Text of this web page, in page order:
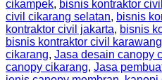
cikampek, bisnis kontraktor
civil cikarang selatan, bisnis
kontraktor civil jakarta, bisnis
bisnis kontraktor civil
cikarang, Jasa desain canopy
canopy cikarang, Jasa